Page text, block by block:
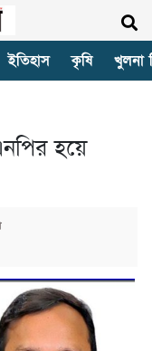
ইতিহাস কৃষি খুলনা
হয়ে